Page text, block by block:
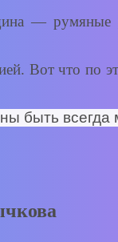
— румяные
Вот что по
быть